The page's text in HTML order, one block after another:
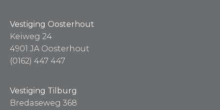
Vestiging Oosterhout
Keiweg 24
4901 JA Oosterhout
(0162) 447 447
Vestiging Tilburg
Bredaseweg 368